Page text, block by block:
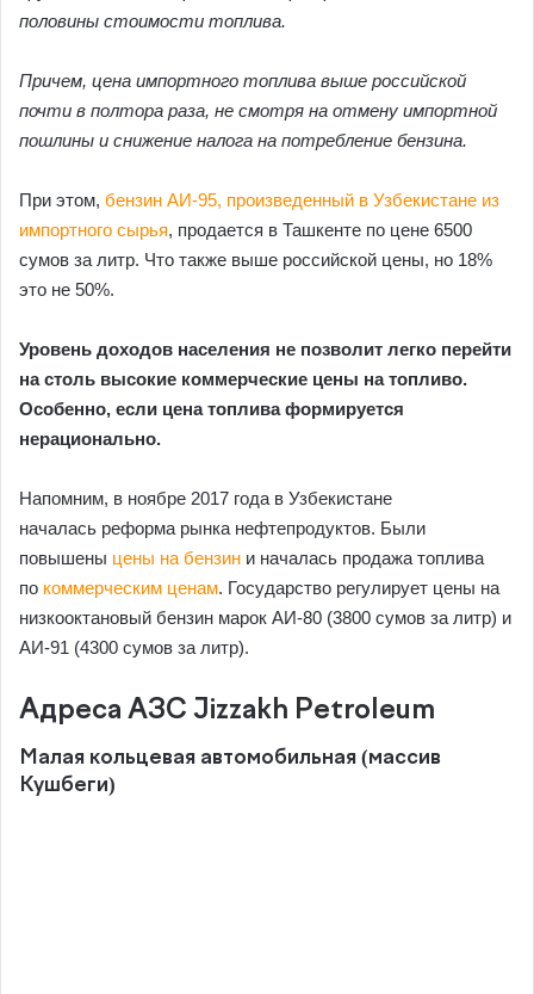
половины стоимости топлива.
Причем, цена импортного топлива выше российской
почти в полтора раза, не смотря на отмену импортной
пошлины и снижение налога на потребление бензина.
При этом, бензин АИ-95, произведенный в Узбекистане из
импортного сырья, продается в Ташкенте по цене 6500
сумов за литр. Что также выше российской цены, но 18%
это не 50%.
Уровень доходов населения не позволит легко перейти
на столь высокие коммерческие цены на топливо.
Особенно, если цена топлива формируется
нерационально.
Напомним, в ноябре 2017 года в Узбекистане
началась реформа рынка нефтепродуктов. Были
повышены цены на бензин и началась продажа топлива
по коммерческим ценам. Государство регулирует цены на
низкооктановый бензин марок АИ-80 (3800 сумов за литр) и
АИ-91 (4300 сумов за литр).
Адреса АЗС Jizzakh Petroleum
Малая кольцевая автомобильная (массив
Кушбеги)